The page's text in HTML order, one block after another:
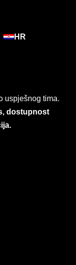
HR
uspješnog tima.
dostupnost